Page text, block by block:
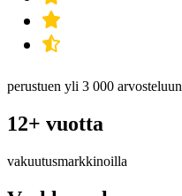
perustuen yli 3 000 arvosteluun
12+ vuotta
vakuutusmarkkinoilla